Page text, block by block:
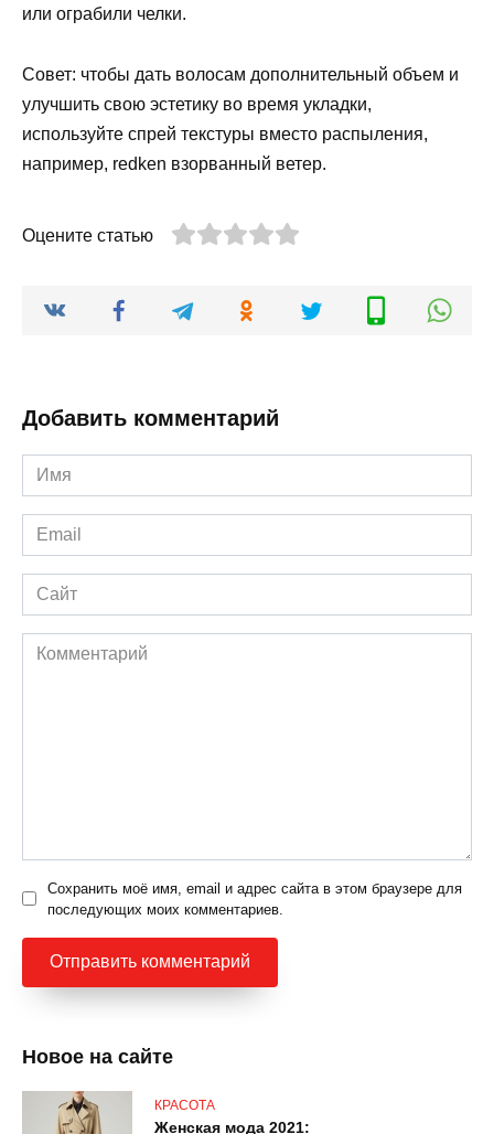
или ограбили челки.
Совет: чтобы дать волосам дополнительный объем и
улучшить свою эстетику во время укладки,
используйте спрей текстуры вместо распыления,
например, redken взорванный ветер.
Оцените статью
Добавить комментарий
Имя
*
Email
*
Сайт
Комментарий
Сохранить моё имя, email и адрес сайта в этом браузере для
последующих моих комментариев.
Новое на сайте
КРАСОТА
Женская мода 2021: